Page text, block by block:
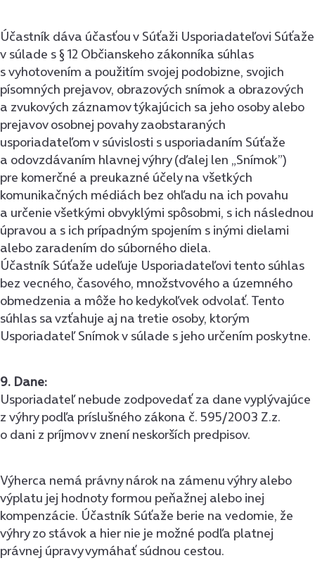
Účastník dáva účasťou v Súťaži Usporiadateľovi Súťaže
v súlade s § 12 Občianskeho zákonníka súhlas
s vyhotovením a použitím svojej podobizne, svojich
písomných prejavov, obrazových snímok a obrazových
a zvukových záznamov týkajúcich sa jeho osoby alebo
prejavov osobnej povahy zaobstaraných
usporiadateľom v súvislosti s usporiadaním Súťaže
a odovzdávaním hlavnej výhry (ďalej len „Snímok”)
pre komerčné a preukazné účely na všetkých
komunikačných médiách bez ohľadu na ich povahu
a určenie všetkými obvyklými spôsobmi, s ich následnou
úpravou a s ich prípadným spojením s inými dielami
alebo zaradením do súborného diela.
Účastník Súťaže udeľuje Usporiadateľovi tento súhlas
bez vecného, časového, množstvového a územného
obmedzenia a môže ho kedykoľvek odvolať. Tento
súhlas sa vzťahuje aj na tretie osoby, ktorým
Usporiadateľ Snímok v súlade s jeho určením poskytne.
9. Dane:
Usporiadateľ nebude zodpovedať za dane vyplývajúce
z výhry podľa príslušného zákona č. 595/2003 Z.z.
o dani z príjmov v znení neskorších predpisov.
Výherca nemá právny nárok na zámenu výhry alebo
výplatu jej hodnoty formou peňažnej alebo inej
kompenzácie. Účastník Súťaže berie na vedomie, že
výhry zo stávok a hier nie je možné podľa platnej
právnej úpravy vymáhať súdnou cestou.